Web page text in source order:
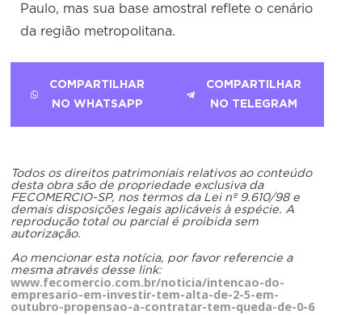
Paulo, mas sua base amostral reflete o cenário
da região metropolitana.
COMPARTILHAR
NO WHATSAPP
COMPARTILHAR
NO TELEGRAM
Todos os direitos patrimoniais relativos ao conteúdo
desta obra são de propriedade exclusiva da
FECOMERCIO-SP, nos termos da Lei nº 9.610/98 e
demais disposições legais aplicáveis à espécie. A
reprodução total ou parcial é proibida sem
autorização.
Ao mencionar esta notícia, por favor referencie a
mesma através desse link:
www.fecomercio.com.br/noticia/intencao-do-
empresario-em-investir-tem-alta-de-2-5-em-
outubro-propensao-a-contratar-tem-queda-de-0-6